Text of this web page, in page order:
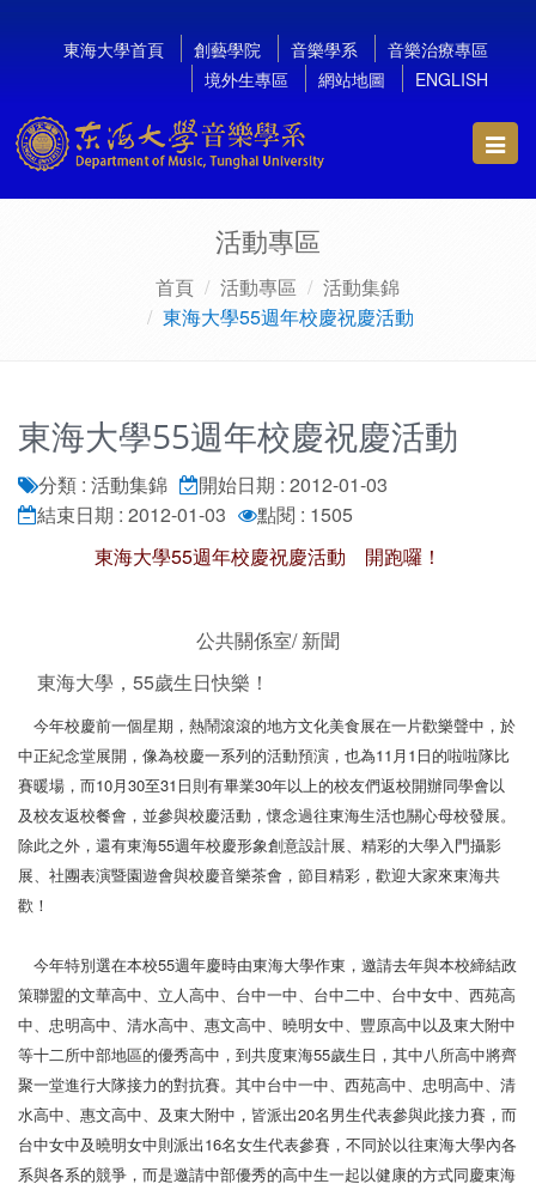
東海大學首頁 創藝學院 音樂學系
音樂治療專區
境外生專區
網站地圖 ENGLISH
活動專區
首頁 活動專區
活動集錦
東海大學55週年校慶祝慶活動
東海大學55週年校慶祝慶活動
分類 : 活動集錦
開始日期 : 2012-01-03
結束日期 : 2012-01-03
點閱 : 1505
東海大學55週年校慶祝慶活動 開跑囉！
公共關係室/ 新聞
東海大學，55歲生日快樂！
今年校慶前一個星期，熱鬧滾滾的地方文化美食展在一片歡樂聲中，於
中正紀念堂展開，像為校慶一系列的活動預演，也為11月1日的啦啦隊比
賽暖場，而10月30至31日則有畢業30年以上的校友們返校開辦同學會以
及校友返校餐會，並參與校慶活動，懷念過往東海生活也關心母校發展。
除此之外，還有東海55週年校慶形象創意設計展、精彩的大學入門攝影
展、社團表演暨園遊會與校慶音樂茶會，節目精彩，歡迎大家來東海共
歡！
今年特別選在本校55週年慶時由東海大學作東，邀請去年與本校締結政
策聯盟的文華高中、立人高中、台中一中、台中二中、台中女中、西苑高
中、忠明高中、清水高中、惠文高中、曉明女中、豐原高中以及東大附中
等十二所中部地區的優秀高中，到共度東海55歲生日，其中八所高中將齊
聚一堂進行大隊接力的對抗賽。其中台中一中、西苑高中、忠明高中、清
水高中、惠文高中、及東大附中，皆派出20名男生代表參與此接力賽，而
台中女中及曉明女中則派出16名女生代表參賽，不同於以往東海大學內各
系與各系的競爭，而是邀請中部優秀的高中生一起以健康的方式同慶東海